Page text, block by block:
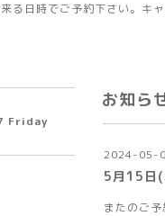
る日時でご予約下さい。キ
お知ら
2024-05-
5月15日
またのご
Friday